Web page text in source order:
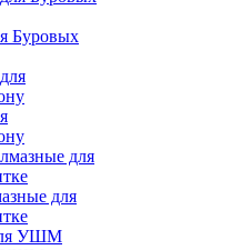
Буровых
для